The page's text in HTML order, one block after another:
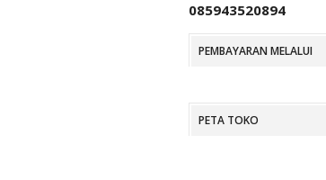
085943520894
PEMBAYARAN MELALUI
PETA TOKO